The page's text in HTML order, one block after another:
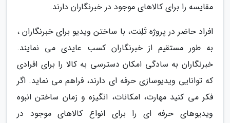
مقایسه را برای کالاهای موجود در خبرنگاران دارند.
افراد حاضر در پروژه تَلِنت، با ساختن ویدیو برای خبرنگاران ،
به طور مستقیم از خبرنگاران کسب عایدی می نمایند.
خبرنگاران به سادگی امکان دسترسی به کالا را برای افرادی
که توانایی ویدیوسازی حرفه ای دارند، فراهم می نماید. اگر
فکر می کنید مهارت، امکانات، انگیزه و زمان ساختن انبوه
ویدیوهای حرفه ای را برای انواع کالاهای موجود در